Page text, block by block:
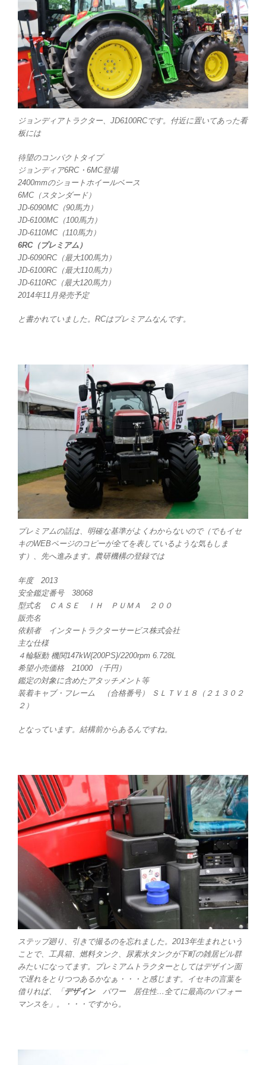
ジョンディアトラクター、JD6100RCです。付近に置いてあった看
板には
待望のコンパクトタイプ
ジョンディア6RC・6MC登場
2400mmのショートホイールベース
6MC（スタンダード）
JD-6090MC（90馬力）
JD-6100MC（100馬力）
JD-6110MC（110馬力）
6RC（プレミアム）
JD-6090RC（最大100馬力）
JD-6100RC（最大110馬力）
JD-6110RC（最大120馬力）
2014年11月発売予定
と書かれていました。RCはプレミアムなんです。
プレミアムの話は、明確な基準がよくわからないので（でもイセ
キのWEBページのコピーが全てを表しているような気もしま
す）、先へ進みます。農研機構の登録では
年度 2013
安全鑑定番号 38068
型式名 ＣＡＳＥ ＩＨ ＰＵＭＡ ２００
販売名
依頼者 インタートラクターサービス株式会社
主な仕様
４輪駆動 機関147kW{200PS}/2200rpm 6.728L
希望小売価格 21000 （千円）
鑑定の対象に含めたアタッチメント等
装着キャブ・フレーム （合格番号） ＳＬＴＶ１８（２１３０２
２）
となっています。結構前からあるんですね。
ステップ廻り、引きで撮るのを忘れました。2013年生まれという
ことで、工具箱、燃料タンク、尿素水タンクが下町の雑居ビル群
みたいになってます。プレミアムトラクターとしてはデザイン面
で遅れをとりつつあるかなぁ・・・と感じます。イセキの言葉を
借りれば、「 デザインパワー 居住性…全てに最高のパフォー
マンスを」。・・・ですから。